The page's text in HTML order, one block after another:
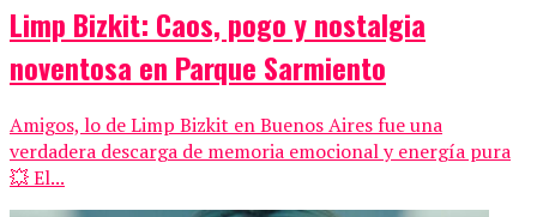
Limp Bizkit: Caos, pogo y nostalgia
noventosa en Parque Sarmiento
Amigos, lo de Limp Bizkit en Buenos Aires fue una
verdadera descarga de memoria emocional y energía pura
💥 El...